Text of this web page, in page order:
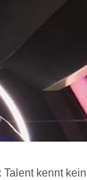
kennt kein